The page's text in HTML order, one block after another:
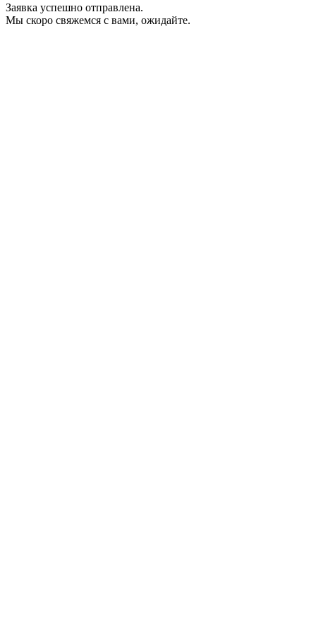
Заявка успешно отправлена.
Мы скоро свяжемся с вами, ожидайте.